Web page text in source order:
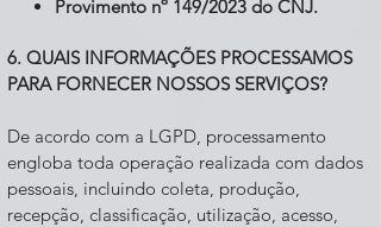
Provimento nº 149/2023 do CNJ.
6. QUAIS INFORMAÇÕES PROCESSAMOS
PARA FORNECER NOSSOS SERVIÇOS?
De acordo com a LGPD, processamento
engloba toda operação realizada com dados
pessoais, incluindo coleta, produção,
recepção, classificação, utilização, acesso,